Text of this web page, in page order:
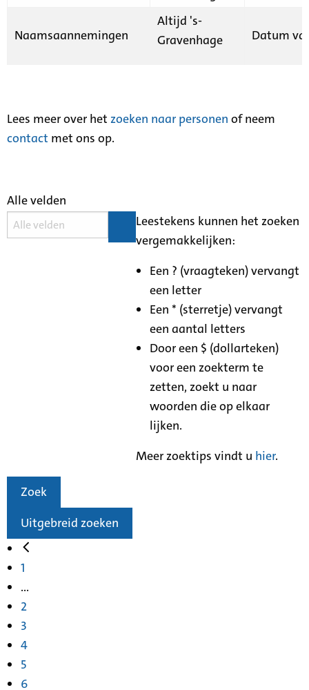
Naamsaannemingen
Altijd 's-
Gravenhage
Datum
Lees meer over het zoeken naar personen of neem
contact met ons op.
Alle velden
Leestekens kunnen het zoeken
vergemakkelijken:
Een ? (vraagteken) vervangt
een letter
Een * (sterretje) vervangt
een aantal letters
Door een $ (dollarteken)
voor een zoekterm te
zetten, zoekt u naar
woorden die op elkaar
lijken.
Meer zoektips vindt u hier.
Zoek
Uitgebreid zoeken
1
...
2
3
4
5
6